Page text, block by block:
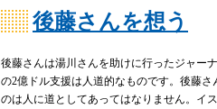
後藤さんを想う
後藤さんは湯川さんを助けに行ったジャー
の2億ドル支援は人道的なものです。後藤
のは人に道としてあってはなりません。イ